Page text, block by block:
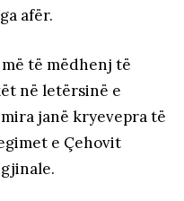
afër.
të mëdhenj të
në letërsinë e
janë kryevepra të
e Çehovit